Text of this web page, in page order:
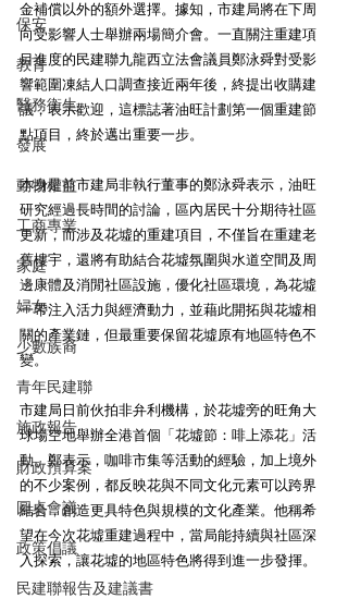
保安
教育
醫務衛生
發展
動物權益
工商專業
家庭
婦女
少數族裔
青年民建聯
施政報告
財政預算案
圓桌會議
政策倡議
民建聯報告及建議書
金補償以外的額外選擇。據知，市建局將在下周
向受影響人士舉辦兩場簡介會。一直關注重建項
目進度的民建聯九龍西立法會議員鄭泳舜對受影
響範圍凍結人口調查接近兩年後，終提出收購建
議，表示歡迎，這標誌著油旺計劃第一個重建節
點項目，終於邁出重要一步。
本身是前市建局非執行董事的鄭泳舜表示，油旺
研究經過長時間的討論，區內居民十分期待社區
更新，而涉及花墟的重建項目，不僅旨在重建老
舊樓宇，還將有助結合花墟氛圍與水道空間及周
邊康體及消閒社區設施，優化社區環境，為花墟
一帶注入活力與經濟動力，並藉此開拓與花墟相
關的產業鏈，但最重要保留花墟原有地區特色不
變。
市建局日前伙拍非弁利機構，於花墟旁的旺角大
球場空地舉辦全港首個「花墟節：啡上添花」活
動。鄭表示，咖啡市集等活動的經驗，加上境外
的不少案例，都反映花與不同文化元素可以跨界
結合，創造更具特色與規模的文化產業。他稱希
望在今次花墟重建過程中，當局能持續與社區深
入探索，讓花墟的地區特色將得到進一步發揮。